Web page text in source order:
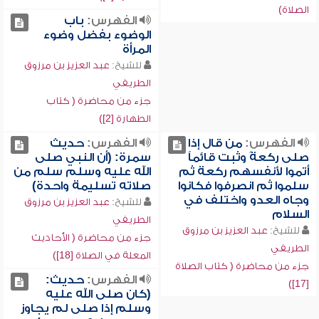
الصلاة)
الفهرس: باب
الوضوء بفضل وضوء
المرأة
للشيخ: عبد العزيز بن مرزوق
الطريفي
جزء من محاضرة ( كتاب
الطهارة [2])
الفهرس:من قال إذا
صلى ركعةً وثبت قائماً
أتموا لأنفسهم ركعة ثم
سلموا ثم انصرفوا فكانوا
وجاه العدو واختلف في
السلام
للشيخ: عبد العزيز بن مرزوق
الطريفي
جزء من محاضرة ( كتاب الصلاة
[17])
الفهرس:حديث
سمرة: (أن النبي صلى
الله عليه وسلم سلم من
صلاته تسليمة واحدة)
للشيخ: عبد العزيز بن مرزوق
الطريفي
جزء من محاضرة ( الأحاديث
المعلة في الصلاة [18])
الفهرس:حديث:
(كان صلى الله عليه
وسلم إذا صلى لم يجاوز